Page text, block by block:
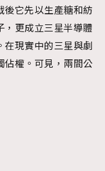
後它先以生產糖和紡
，更成立三星半導體
現實中的三星與劇
佔權。可見，兩間公